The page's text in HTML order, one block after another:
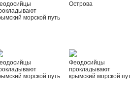
морской путь
Острова
морской путь
Феодосийцы
прокладывают
крымский морской